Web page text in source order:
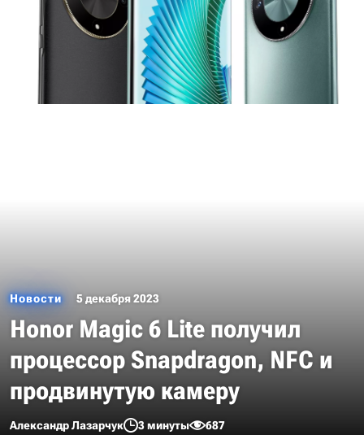
Новости 5 декабря 2023
Honor Magic 6 Lite получил
процессор Snapdragon, NFC и
продвинутую камеру
Александр Лазарчук 3 минуты 687